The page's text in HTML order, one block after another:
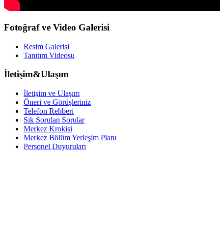
Fotoğraf ve Video Galerisi
Resim Galerisi
Tanıtım Videosu
İletişim&Ulaşım
İletişim ve Ulaşım
Öneri ve Görüşleriniz
Telefon Rehberi
Sık Sorulan Sorular
Merkez Krokisi
Merkez Bölüm Yerleşim Planı
Personel Duyuruları